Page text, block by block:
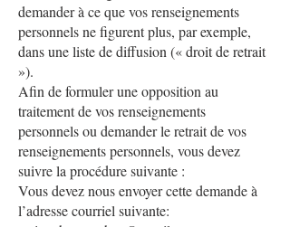
demander à ce que vos renseignements
personnels ne figurent plus, par exemple,
dans une liste de diffusion (« droit de retrait
»).
Afin de formuler une opposition au
traitement de vos renseignements
personnels ou demander le retrait de vos
renseignements personnels, vous devez
suivre la procédure suivante :
Vous devez nous envoyer cette demande à
l’adresse courriel suivante: